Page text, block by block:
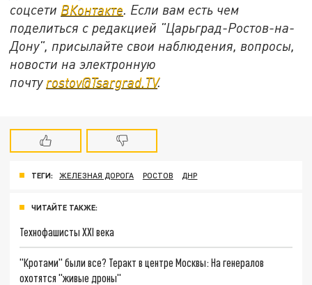
соцсети ВКонтакте . Если вам есть чем
поделиться с редакцией "Царьград-Ростов-на-
Дону", присылайте свои наблюдения, вопросы,
новости на электронную
почту rostov@Tsargrad.ТV.
ТЕГИ: ЖЕЛЕЗНАЯ ДОРОГА РОСТОВ ДНР
ЧИТАЙТЕ ТАКЖЕ:
Технофашисты XXI века
"Кротами" были все? Теракт в центре Москвы: На генералов
охотятся "живые дроны"